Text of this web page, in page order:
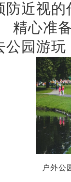
防近视的
心准备
公园游玩